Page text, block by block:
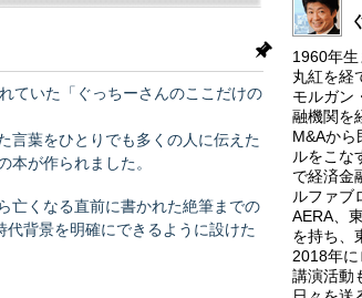
ていた「ぐっちーさんのここだけの
言葉をひとりでも多くの人に伝えた
本が作られました。
亡くなる直前に書かれた絶筆までの
代背景を明確にできるように設けた
1960年生
丸紅を経
モルガン
融機関を
M&Aから
ルをこな
で経済金
ルファブ
AERA、
を持ち、
2018年に
講演活動